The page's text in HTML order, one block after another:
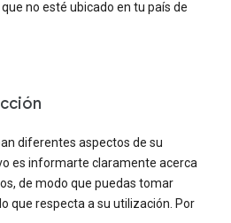
no esté ubicado en tu país de
diferentes aspectos de su
es informarte claramente acerca
de modo que puedas tomar
que respecta a su utilización. Por